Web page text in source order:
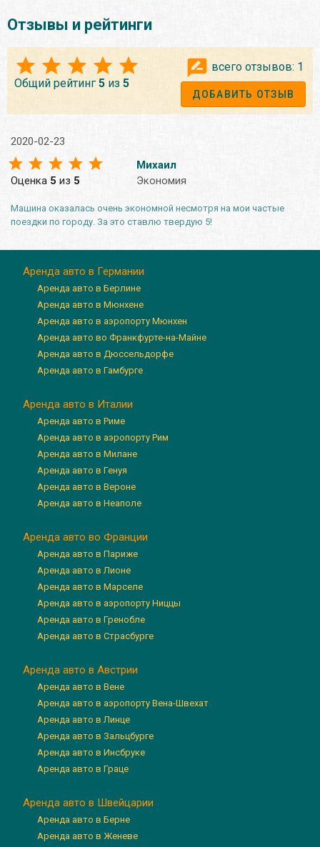
Отзывы и рейтинги
Общий рейтинг 5 из 5
всего отзывов: 1
ДОБАВИТЬ ОТЗЫВ
2020-02-23
Оценка 5 из 5
Михаил
Экономия
Машина оказалась очень экономной несмотря на мои частые
поездки по городу. За это ставлю твердую 5!
Аренда авто в Германии
Аренда авто в Берлине
Аренда авто в Мюнхене
Аренда авто в аэропорту Мюнхен
Аренда авто во Франкфурте-на-Майне
Аренда авто в Дюссельдорфе
Аренда авто в Гамбурге
Аренда авто в Италии
Аренда авто в Риме
Аренда авто в аэропорту Рим
Аренда авто в Милане
Аренда авто в Генуя
Аренда авто в Вероне
Аренда авто в Неаполе
Аренда авто во Франции
Аренда авто в Париже
Аренда авто в Лионе
Аренда авто в Марселе
Аренда авто в аэропорту Ниццы
Аренда авто в Гренобле
Аренда авто в Страсбурге
Аренда авто в Австрии
Аренда авто в Вене
Аренда авто в аэропорту Вена-Швехат
Аренда авто в Линце
Аренда авто в Зальцбурге
Аренда авто в Инсбруке
Аренда авто в Граце
Аренда авто в Швейцарии
Аренда авто в Берне
Аренда авто в Женеве